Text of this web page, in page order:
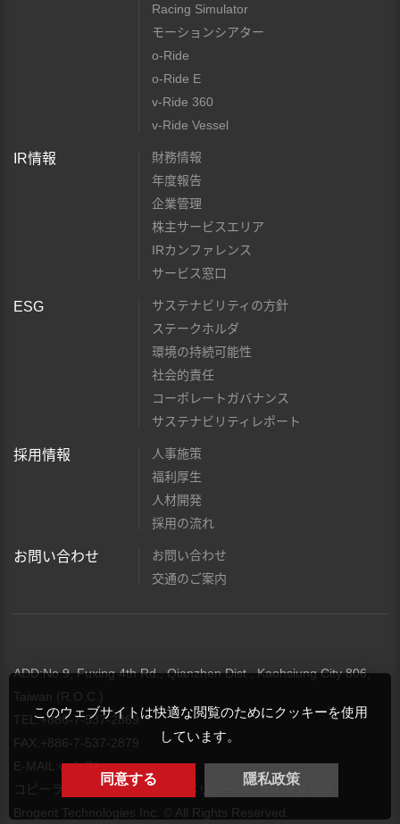
このウェブサイトは快適な閲覧のためにクッキーを使用
しています。
隱私政策
同意する
Racing Simulator
モーションシアター
o-Ride
o-Ride E
v-Ride 360
v-Ride Vessel
IR情報
財務情報
年度報告
企業管理
株主サービスエリア
IRカンファレンス
サービス窓口
ESG
サステナビリティの方針
ステークホルダ
環境の持続可能性
社会的責任
コーポレートガバナンス
サステナビリティレポート
採用情報
人事施策
福利厚生
人材開発
採用の流れ
お問い合わせ
お問い合わせ
交通のご案内
ADD:No.9, Fuxing 4th Rd., Qianzhen Dist., Kaohsiung City 806,
Taiwan (R.O.C.)
TEL:+886-7-537-2869
FAX:+886-7-537-2879
E-MAIL: web@brogent.com
コピーライト
プライバシーポリシー
サイトマップ
Brogent Technologies Inc. © All Rights Reserved.